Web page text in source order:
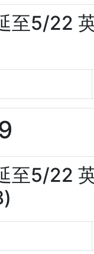
至5/22
至5/22